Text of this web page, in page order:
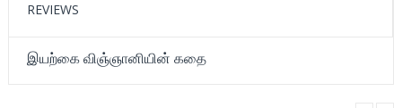
REVIEWS
இயற்கை விஞ்ஞானியின் கதை